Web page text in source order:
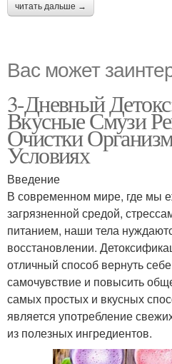
читать дальше →
Вас может
3-Дневный
Вкусные Смузи
Очистки
Условиях
Введение
В современном мире, где мы
загрязненной средой,
питанием, наши тела
восстановлении.
отличный способ вернуть
самочувствие и повысить
самых простых и вкусных
является употребление
из полезных ингредиентов.